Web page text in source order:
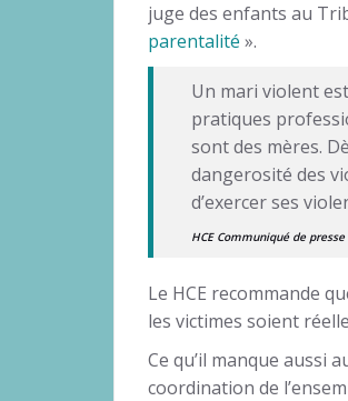
juge des enfants au
parentalité ».
Un mari violent
pratiques
sont des mères.
dangerosité des
d’exercer ses
HCE Communiqué de
Le HCE recommande
les victimes soient
Ce qu’il manque aussi
coordination de